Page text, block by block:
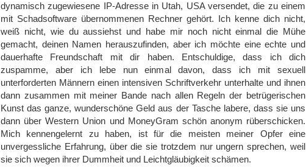
dynamisch zugewiesene IP-Adresse in Utah, USA versendet, die zu einem
mit Schadsoftware übernommenen Rechner gehört. Ich kenne dich nicht,
weiß nicht, wie du aussiehst und habe mir noch nicht einmal die Mühe
gemacht, deinen Namen herauszufinden, aber ich möchte eine echte und
dauerhafte Freundschaft mit dir haben. Entschuldige, dass ich dich
zuspamme, aber ich lebe nun einmal davon, dass ich mit sexuell
unterforderten Männern einen intensiven Schriftverkehr unterhalte und ihnen
dann zusammen mit meiner Bande nach allen Regeln der betrügerischen
Kunst das ganze, wunderschöne Geld aus der Tasche labere, dass sie uns
dann über Western Union und MoneyGram schön anonym rüberschicken.
Mich kennengelernt zu haben, ist für die meisten meiner Opfer eine
unvergessliche Erfahrung, über die sie trotzdem nur ungern sprechen, weil
sie sich wegen ihrer Dummheit und Leichtgläubigkeit schämen.